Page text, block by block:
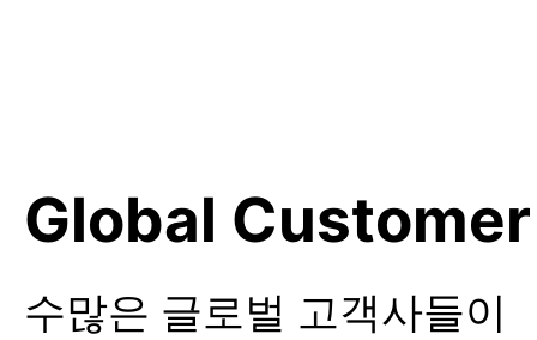
Global Customer
수많은 글로벌 고객사들이